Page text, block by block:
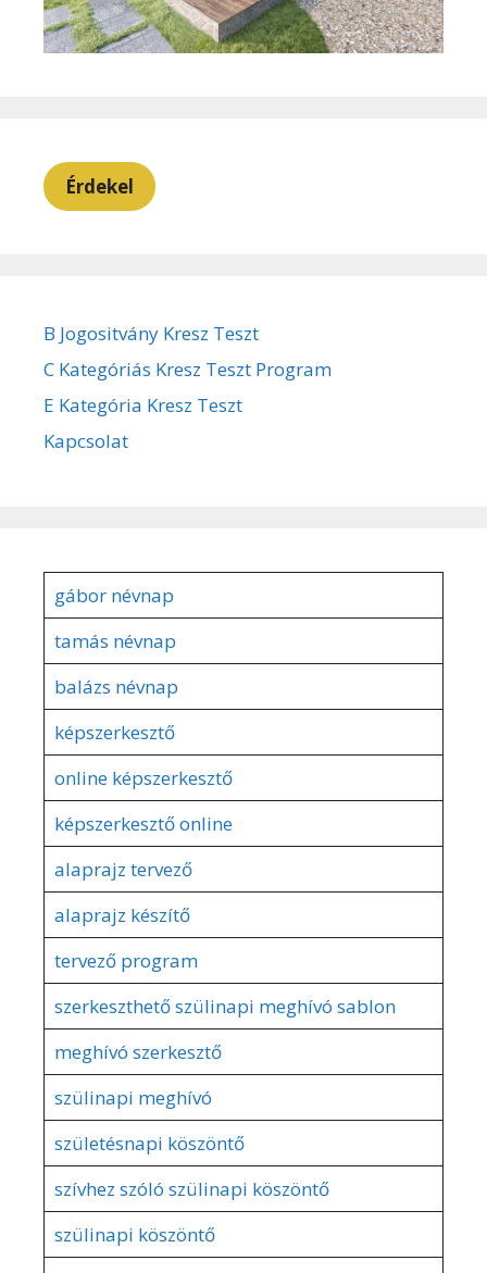
Érdekel
B Jogositvány Kresz Teszt
C Kategóriás Kresz Teszt Program
E Kategória Kresz Teszt
Kapcsolat
gábor névnap
tamás névnap
balázs névnap
képszerkesztő
online képszerkesztő
képszerkesztő online
alaprajz tervező
alaprajz készítő
tervező program
szerkeszthető szülinapi meghívó sablon
meghívó szerkesztő
szülinapi meghívó
születésnapi köszöntő
szívhez szóló szülinapi köszöntő
szülinapi köszöntő